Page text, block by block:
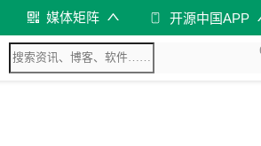
媒体矩阵 开源中国APP